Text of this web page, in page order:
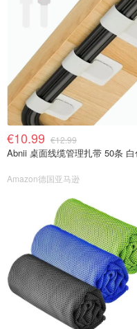
€10.99 €12.99
Abnii 桌面线缆管理扎带 50条
Amazon德国亚马逊